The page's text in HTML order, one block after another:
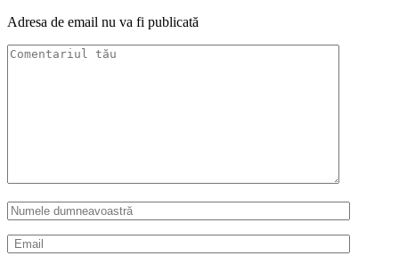
Adresa de email nu va fi publicată